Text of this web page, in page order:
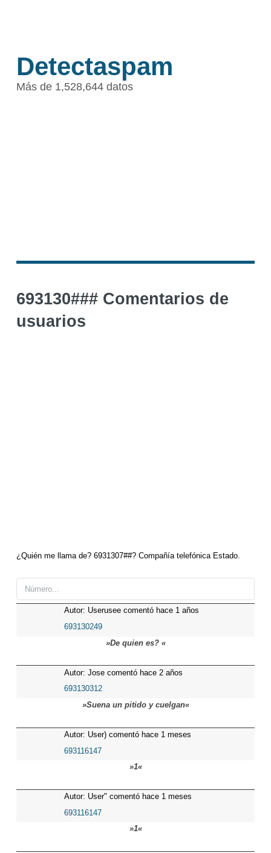
Detectaspam
Más de 1,528,644 datos
693130### Comentarios de
usuarios
¿Quién me llama de? 6931307##? Compañía telefónica Estado.
Autor: Userusee comentó hace 1 años
693130249
»De quien es? «
Autor: Jose comentó hace 2 años
693130312
»Suena un pitido y cuelgan«
Autor: User) comentó hace 1 meses
693116147
»1«
Autor: User" comentó hace 1 meses
693116147
»1«